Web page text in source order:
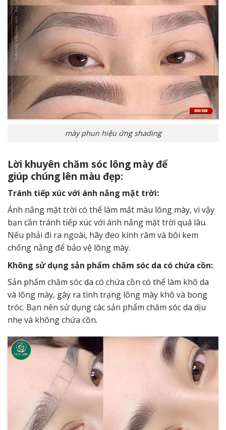
mày phun hiệu ứng shading
Lời khuyên chăm sóc lông mày để
giúp chúng lên màu đẹp:
Tránh tiếp xúc với ánh nắng mặt trời:
Ánh nắng mặt trời có thể làm mất màu lông mày, vì vậy
bạn cần tránh tiếp xúc với ánh nắng mặt trời quá lâu.
Nếu phải đi ra ngoài, hãy đeo kính râm và bôi kem
chống nắng để bảo vệ lông mày.
Không sử dụng sản phẩm chăm sóc da có chứa cồn:
Sản phẩm chăm sóc da có chứa cồn có thể làm khô da
và lông mày, gây ra tình trạng lông mày khô và bong
tróc. Bạn nên sử dụng các sản phẩm chăm sóc da dịu
nhẹ và không chứa cồn.